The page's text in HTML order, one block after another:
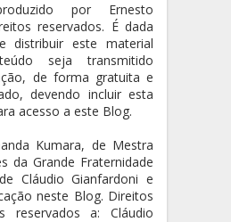
por Ernesto
reservados. É dada
distribuir este material
seja transmitido
de forma gratuita e
devendo incluir esta
acesso a este Blog.
Kumara, de Mestra
da Grande Fraternidade
Cláudio Gianfardoni e
neste Blog. Direitos
reservados a: Cláudio